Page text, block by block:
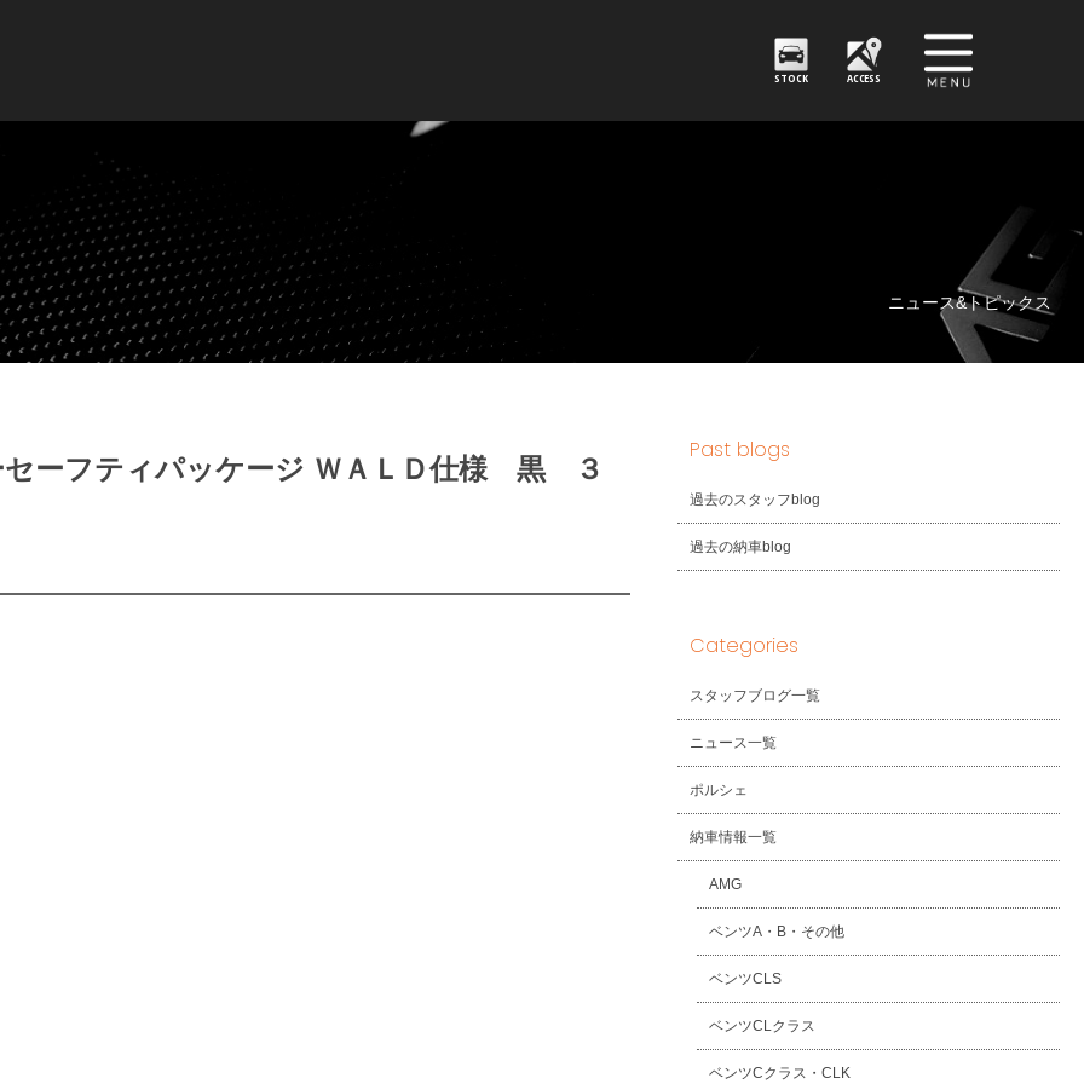
STOCK ACCESS
ニュース&トピックス
セーフティパッケージ ＷＡＬＤ仕様 黒 ３
Past blogs
過去のスタッフblog
過去の納車blog
Categories
スタッフブログ一覧
ニュース一覧
ポルシェ
納車情報一覧
AMG
ベンツA・B・その他
ベンツCLS
ベンツCLクラス
ベンツCクラス・CLK